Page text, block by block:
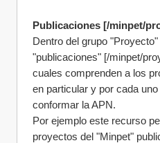
Publicaciones [/minpet/
Dentro del grupo
"publicaciones" [/minpet/
cuales comprenden a los
en particular y por cada
conformar la APN.
Por ejemplo este recurso
proyectos del "Minpet"